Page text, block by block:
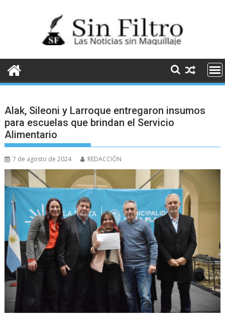
Alak, Sileoni y Larroque entregaron insumos
para escuelas que brindan el Servicio
Alimentario
7 de agosto de 2024 REDACCIÓN